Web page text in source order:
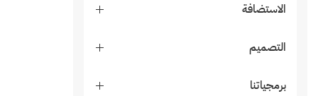
الاستضافة
التصميم
برمجياتنا